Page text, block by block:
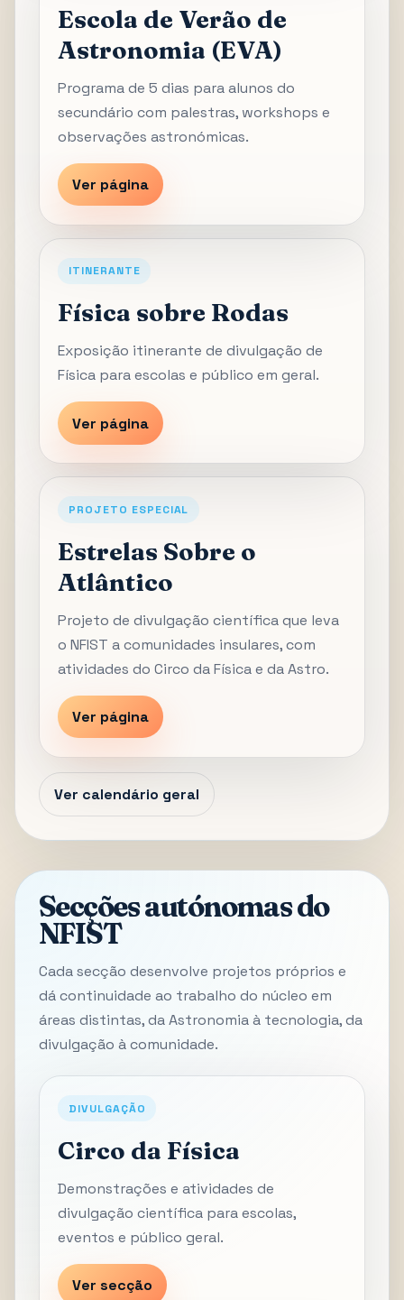
Escola de Verão de
Astronomia (EVA)
Programa de 5 dias para alunos do
secundário com palestras, workshops e
observações astronómicas.
Ver página
ITINERANTE
Física sobre Rodas
Exposição itinerante de divulgação de
Física para escolas e público em geral.
Ver página
PROJETO ESPECIAL
Estrelas Sobre o
Atlântico
Projeto de divulgação científica que leva
o NFIST a comunidades insulares, com
atividades do Circo da Física e da Astro.
Ver página
Ver calendário geral
Secções autónomas do
NFIST
Cada secção desenvolve projetos próprios e
dá continuidade ao trabalho do núcleo em
áreas distintas, da Astronomia à tecnologia, da
divulgação à comunidade.
DIVULGAÇÃO
Circo da Física
Demonstrações e atividades de
divulgação científica para escolas,
eventos e público geral.
Ver secção